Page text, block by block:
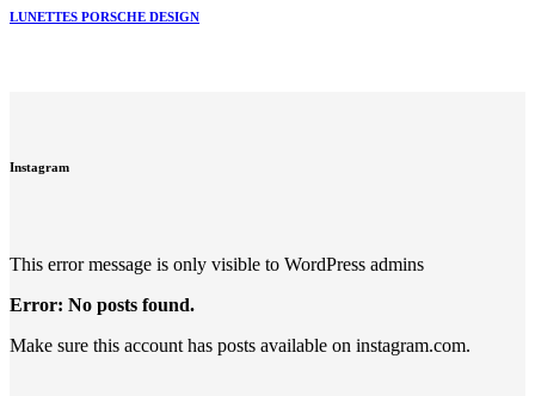
LUNETTES PORSCHE DESIGN
Instagram
This error message is only visible to WordPress admins
Error: No posts found.
Make sure this account has posts available on instagram.com.